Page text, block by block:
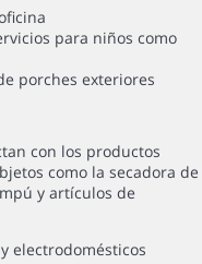
para niños como
porches exteriores
con los productos
como la secadora de
y artículos de
electrodomésticos